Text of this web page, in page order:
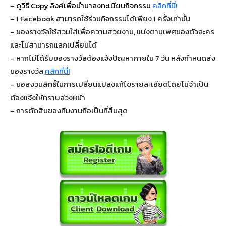
– ดูวิธี Copy ลิงค์เพื่อนำมาลงทะเบียนกิจกรรม คลิกที่นี่!
– 1 Facebook สามารถใช้ร่วมกิจกรรมได้เพียง 1 ครั้งเท่านั้น
– ของรางวัลใช้สวมใส่เพื่อความสวยงาม, แบ่งตามเพศของตัวละคร
และไม่สามารถแลกเปลี่ยนได้
– หากไม่ได้รับของรางวัลต้องแจ้งปัญหาภายใน 7 วัน หลังกำหนดส่ง
ของรางวัล คลิกที่นี่!
– ขอสงวนสิทธิ์ในการเปลี่ยนแปลงแก้ไขรายละเอียดโดยไม่จำเป็น
ต้องแจ้งให้ทราบล่วงหน้า
– การตัดสินของทีมงานถือเป็นที่สิ้นสุด